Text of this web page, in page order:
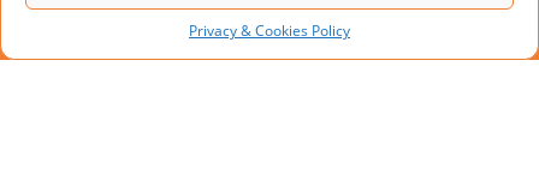
Privacy & Cookies Policy